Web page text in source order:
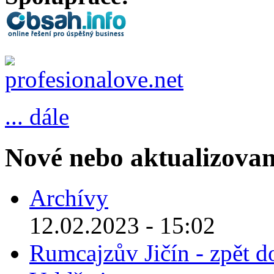
... dále
Nové nebo
Archívy
12.02.2023 - 15:02
Rumcajzův Jičín - zpět